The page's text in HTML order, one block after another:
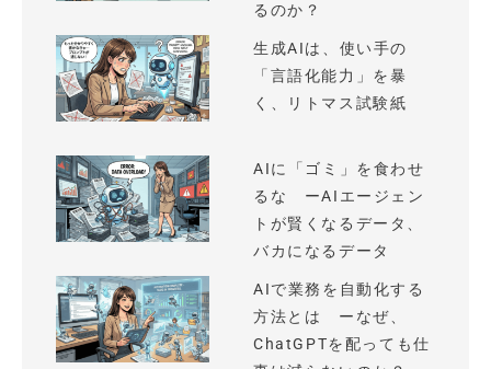
るのか？
生成AIは、使い手の
「言語化能力」を暴
く、リトマス試験紙
AIに「ゴミ」を食わせ
るな ーAIエージェン
トが賢くなるデータ、
バカになるデータ
AIで業務を自動化する
方法とは ーなぜ、
ChatGPTを配っても仕